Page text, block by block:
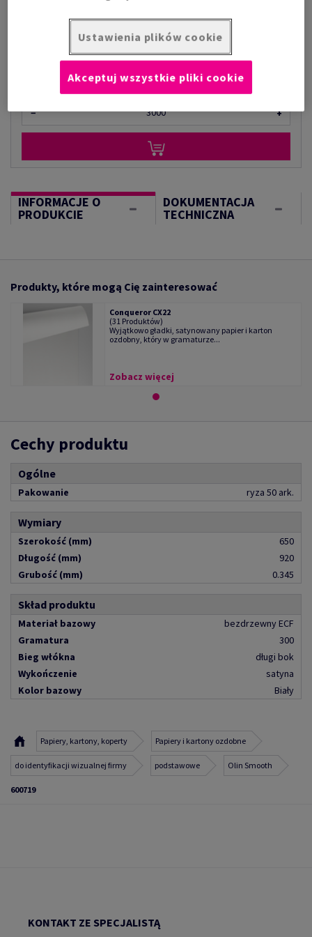
OGRANICZONA DOSTĘPNOŚĆ
− +
INFORMACJE O
PRODUKCIE
DOKUMENTACJA
TECHNICZNA
Produkty, które mogą Cię zainteresować
Conqueror CX22
(31 Produktów)
Wyjątkowo gładki, satynowany papier i karton
ozdobny, który w gramaturze...
Zobacz więcej
Cechy produktu
Ogólne
Pakowanie ryza 50 ark.
Wymiary
Szerokość (mm)
650
Długość (mm)
920
Grubość (mm)
0.345
Skład produktu
Materiał bazowy
bezdrzewny ECF
Gramatura
300
Bieg włókna
długi bok
Wykończenie
satyna
Kolor bazowy
Biały
Papiery, kartony, koperty Papiery i kartony ozdobne
do identyfikacji wizualnej firmy podstawowe Olin Smooth
600719
KONTAKT ZE SPECJALISTĄ
Ustawienia plików cookie
Akceptuj wszystkie pliki cookie